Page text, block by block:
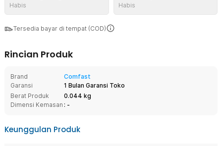
Habis Habis
Tersedia bayar di tempat (COD)
Rincian Produk
Brand
Comfast
Garansi
1 Bulan Garansi Toko
Berat Produk
0.044 kg
Dimensi Kemasan : -
Keunggulan Produk